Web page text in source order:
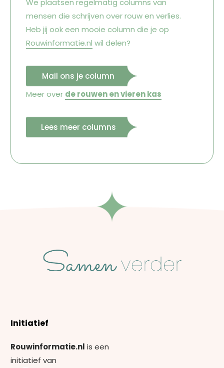
We plaatsen regelmatig columns van
mensen die schrijven over rouw en verlies.
Heb jij ook een mooie column die je op
Rouwinformatie.nl wil delen?
Mail ons je column
Meer over de rouwen en vieren kas
Lees meer columns
Initiatief
Rouwinformatie.nl is een
initiatief van